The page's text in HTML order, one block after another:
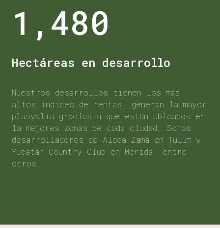
1,480
Hectáreas en desarrollo
Nuestros desarrollos tienen los más
altos índices de rentas, generan la mayor
plusvalía gracias a que están ubicados en
la mejores zonas de cada ciudad. Somos
desarrolladores de Aldea Zamá en Tulum y
Yucatán Country Club en Mérida, entre
otros.